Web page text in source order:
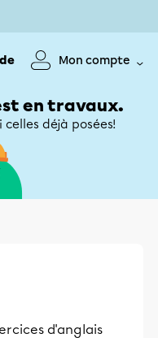
Mon compte
en travaux.
déjà posées!
d'anglais